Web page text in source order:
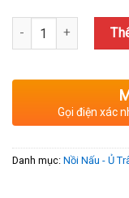
Số lượng
Gọi điện xác
Danh mục: Nồi Nấu - Ủ